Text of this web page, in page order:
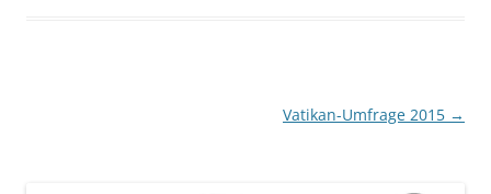
Vatikan-Umfrage 2015 →